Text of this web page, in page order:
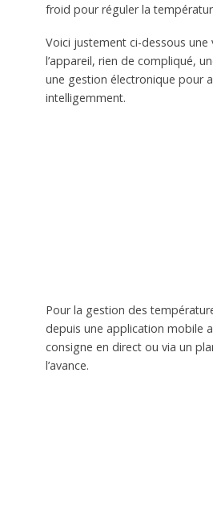
froid pour réguler la
Voici justement ci-dessous une
l’appareil, rien de compliqué,
une gestion électronique pour
intelligemment.
Pour la gestion des
depuis une application mobile
consigne en direct ou via un
l’avance.